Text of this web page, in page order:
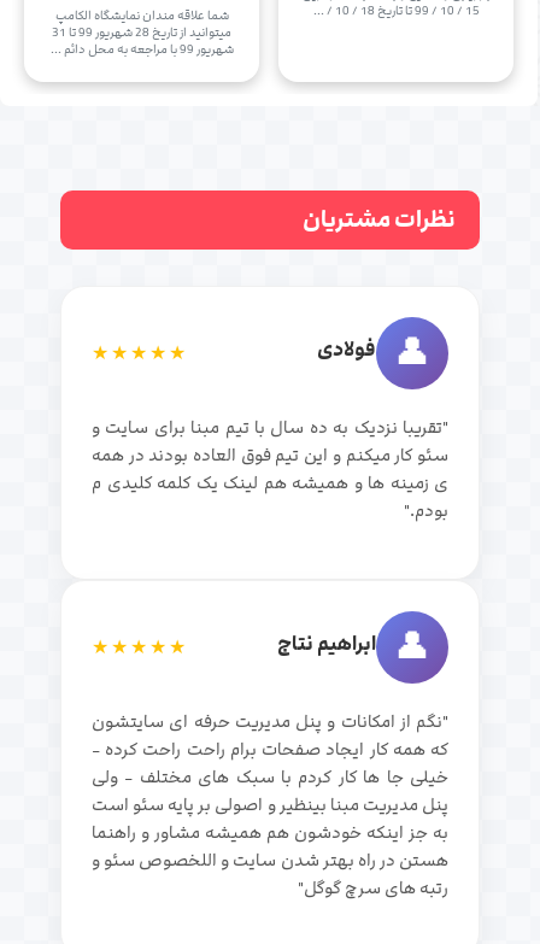
نظرات مشتریان
👤 فولادی ★★★★★
"تقریبا نزدیک به ده سال با تیم مبنا برای سایت و
سئو کار میکنم و این تیم فوق العاده بودند در همه
ی زمینه ها و همیشه هم لینک یک کلمه کلیدی م
بودم."
👤 ابراهیم نتاج ★★★★★
"نگم از امکانات و پنل مدیریت حرفه ای سایتشون
که همه کار ایجاد صفحات برام راحت راحت کرده -
خیلی جا ها کار کردم با سبک های مختلف - ولی
پنل مدیریت مبنا بینظیر و اصولی بر پایه سئو است
به جز اینکه خودشون هم همیشه مشاور و راهنما
هستن در راه بهتر شدن سایت و اللخصوص سئو و
رتبه های سرچ گوگل"
15 / 10 / 99 تا تاریخ 18 / 10 / ...
شما علاقه مندان نمایشگاه الکامپ
میتوانید از تاریخ 28 شهریور 99 تا 31
شهریور 99 با مراجعه به محل دائم ...